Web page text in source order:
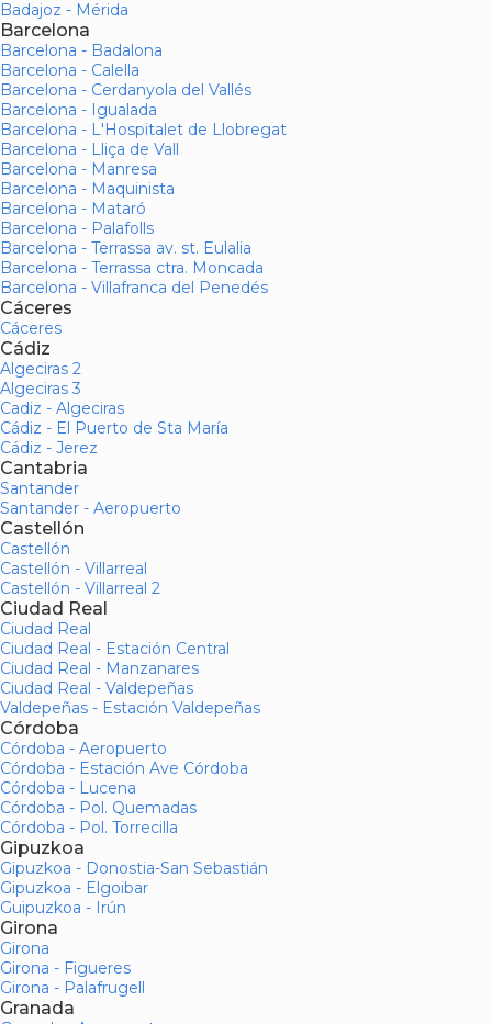
Badajoz - Mérida
Barcelona
Barcelona - Badalona
Barcelona - Calella
Barcelona - Cerdanyola del Vallés
Barcelona - Igualada
Barcelona - L'Hospitalet de Llobregat
Barcelona - Lliça de Vall
Barcelona - Manresa
Barcelona - Maquinista
Barcelona - Mataró
Barcelona - Palafolls
Barcelona - Terrassa av. st. Eulalia
Barcelona - Terrassa ctra. Moncada
Barcelona - Villafranca del Penedés
Cáceres
Cáceres
Cádiz
Algeciras 2
Algeciras 3
Cadiz - Algeciras
Cádiz - El Puerto de Sta María
Cádiz - Jerez
Cantabria
Santander
Santander - Aeropuerto
Castellón
Castellón
Castellón - Villarreal
Castellón - Villarreal 2
Ciudad Real
Ciudad Real
Ciudad Real - Estación Central
Ciudad Real - Manzanares
Ciudad Real - Valdepeñas
Valdepeñas - Estación Valdepeñas
Córdoba
Córdoba - Aeropuerto
Córdoba - Estación Ave Córdoba
Córdoba - Lucena
Córdoba - Pol. Quemadas
Córdoba - Pol. Torrecilla
Gipuzkoa
Gipuzkoa - Donostia-San Sebastián
Gipuzkoa - Elgoibar
Guipuzkoa - Irún
Girona
Girona
Girona - Figueres
Girona - Palafrugell
Granada